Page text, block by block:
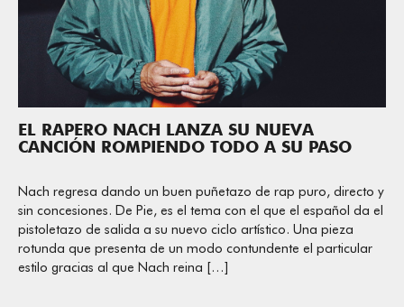
EL RAPERO NACH LANZA SU NUEVA
CANCIÓN ROMPIENDO TODO A SU PASO
Nach regresa dando un buen puñetazo de rap puro, directo y
sin concesiones. De Pie, es el tema con el que el español da el
pistoletazo de salida a su nuevo ciclo artístico. Una pieza
rotunda que presenta de un modo contundente el particular
estilo gracias al que Nach reina […]